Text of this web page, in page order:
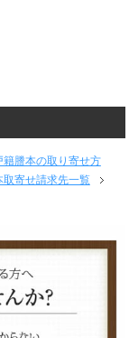
籍謄本の取り寄せ方
寄せ請求先一覧